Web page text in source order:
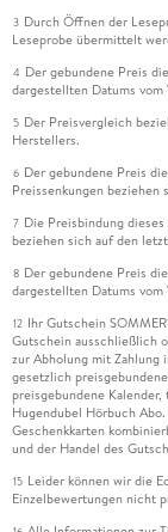
3 Durch Öffnen der
Leseprobe übermittelt
4 Der gebundene Preis
dargestellten Datums vom
5 Der Preisvergleich
Herstellers.
6 Der gebundene Preis
Preissenkungen beziehen
7 Die Preisbindung
beziehen sich auf den
8 Der gebundene Preis
dargestellten Datums vom
12 Ihr Gutschein
Gutschein ausschließlich
zur Abholung mit
gesetzlich
preisgebundene
Hugendubel Hörbuch
Geschenkkarten
und der Handel des
15 Leider können wir die
Einzelbewertungen nicht